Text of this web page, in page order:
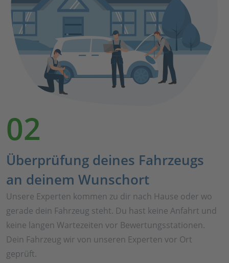
02
Überprüfung deines Fahrzeugs
an deinem Wunschort
Unsere Experten kommen zu dir nach Hause oder wo
gerade dein Fahrzeug steht. Du hast keine Anfahrt und
keine langen Wartezeiten vor Bewertungsstationen.
Dein Fahrzeug wir von unseren Experten vor Ort
geprüft.